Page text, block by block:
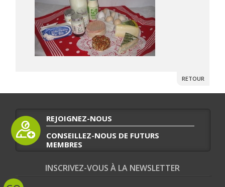
RETOUR
REJOIGNEZ-NOUS
CONSEILLEZ-NOUS DE FUTURS
MEMBRES
INSCRIVEZ-VOUS À LA NEWSLETTER